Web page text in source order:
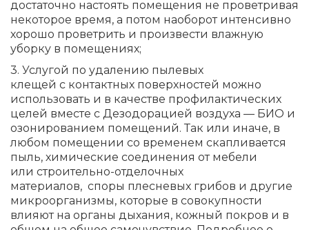
достаточно настоять помещения не проветривая
некоторое время, а потом наоборот интенсивно
хорошо проветрить и произвести влажную
уборку в помещениях;
3. Услугой по удалению пылевых
клещей с контактных поверхностей можно
использовать и в качестве профилактических
целей вместе с Дезодорацией воздуха — БИО и
озонированием помещений. Так или иначе, в
любом помещении со временем скапливается
пыль, химические соединения от мебели
или строительно-отделочных
материалов, споры плесневых грибов и другие
микроорганизмы, которые в совокупности
влияют на органы дыхания, кожный покров и в